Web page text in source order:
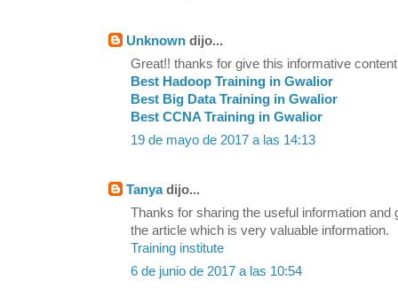
Unknown dijo...
Great!! thanks for give this informative
Best Hadoop Training in Gwalior
Best Big Data Training in Gwalior
Best CCNA Training in Gwalior
19 de mayo de 2017 a las 14:13
Tanyadijo...
Thanks for sharing the useful information and
the article which is very valuable information.
Training institute
6 de junio de 2017 a las 10:54